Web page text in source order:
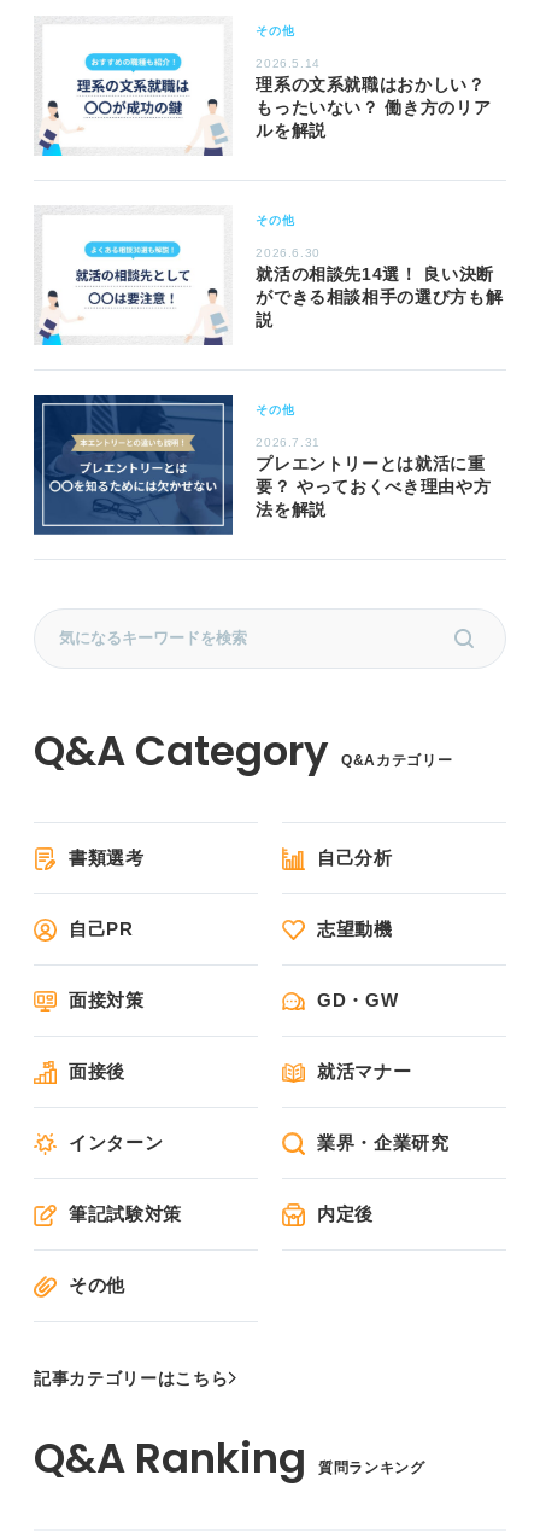
その他
2026.5.14
理系の文系就職はおかしい？
もったいない？ 働き方のリア
ルを解説
その他
2026.6.30
就活の相談先14選！ 良い決断
ができる相談相手の選び方も解
説
その他
2026.7.31
プレエントリーとは就活に重
要？ やっておくべき理由や方
法を解説
Q&Aカテゴリー
書類選考 自己分析
自己PR 志望動機
面接対策 GD・GW
面接後 就活マナー
インターン 業界・企業研究
筆記試験対策 内定後
その他
記事カテゴリーはこちら
質問ランキング